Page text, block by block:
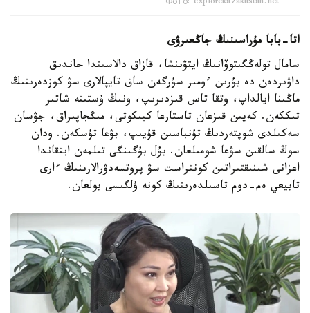
Фото: explorekazakhstan.net
اتا-بابا مۇراسىنىڭ جاڭعىرۋى
سامال تولەڭگىتوۆانىڭ ايتۋىنشا، قازاق دالاسىندا حاندىق
داۋىردەن دە بۇرىن ءومىر سۇرگەن ساق تايپالارى سۋ كوزدەرىنىڭ
ماڭىنا ايالداپ، وتقا تاس قىزدىرىپ، ونىڭ ۇستىنە شاتىر
تىككەن. كەيىن قىزعان تاستارعا كيىكوتى، مىڭجاپىراق، جۋسان
سەكىلدى شوپتەردىڭ تۇنباسىن قۇيىپ، بۋعا تۇسكەن. ودان
سوڭ سالقىن سۋعا شومىلعان. بۇل بۇگىنگى تىلمەن ايتقاندا
اعزانى شىنىقتىراتىن كونتراست سۋ پروتسەدۋرالارىنىڭ ءارى
تابيعي ەم-دوم تاسىلدەرىنىڭ كونە ۇلگىسى بولعان.